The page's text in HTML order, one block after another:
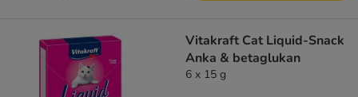
Vitakraft Cat Liquid-Snack
Anka & betaglukan
6 x 15 g